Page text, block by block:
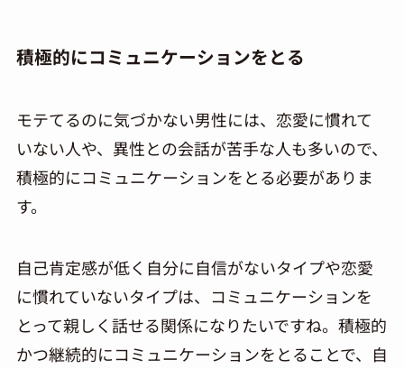
積極的にコミュニケーションをとる
モテてるのに気づかない男性には、恋愛に慣れて
いない人や、異性との会話が苦手な人も多いので、
積極的にコミュニケーションをとる必要がありま
す。
自己肯定感が低く自分に自信がないタイプや恋愛
に慣れていないタイプは、コミュニケーションを
とって親しく話せる関係になりたいですね。積極的
かつ継続的にコミュニケーションをとることで、自